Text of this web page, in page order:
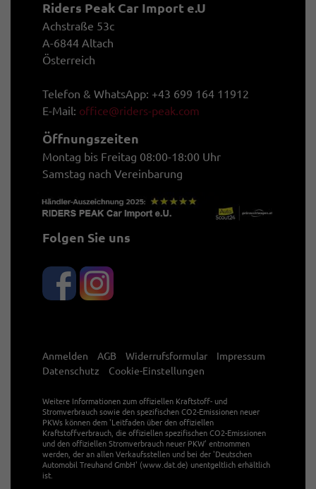
Riders Peak Car Import e.U
Achstraße 53c
A-6844 Altach
Österreich
Telefon & WhatsApp: +43 699 164 11912
E-Mail: office@riders-peak.com
Öffnungszeiten
Montag bis Freitag 08:00-18:00 Uhr
Samstag nach Vereinbarung
Folgen Sie uns
Anmelden AGB Widerrufsformular
Impressum
Datenschutz
Cookie-Einstellungen
Weitere Informationen zum offiziellen Kraftstoff- und
Stromverbrauch sowie den spezifischen CO2-Emissionen neuer
PKWs können dem 'Leitfaden über den offiziellen
Kraftstoffverbrauch, die offiziellen spezifischen CO2-Emissionen
und den offiziellen Stromverbrauch neuer PKW' entnommen
werden, der an allen Verkaufsstellen und bei der 'Deutschen
Automobil Treuhand GmbH' (www.dat.de) unentgeltlich erhältlich
ist.